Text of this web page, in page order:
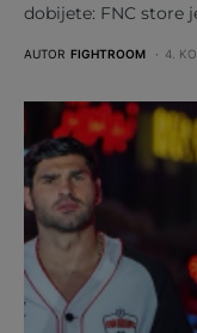
dobijete: FNC store
AUTOR FIGHTROOM 4.